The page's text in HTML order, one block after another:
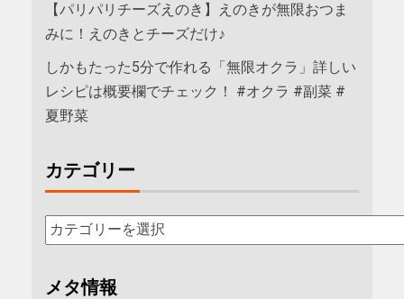
【パリパリチーズえのき】えのきが無限おつま
みに！えのきとチーズだけ♪
しかもたった5分で作れる「無限オクラ」詳しい
レシピは概要欄でチェック！ #オクラ #副菜 #
夏野菜
カテゴリー
メタ情報